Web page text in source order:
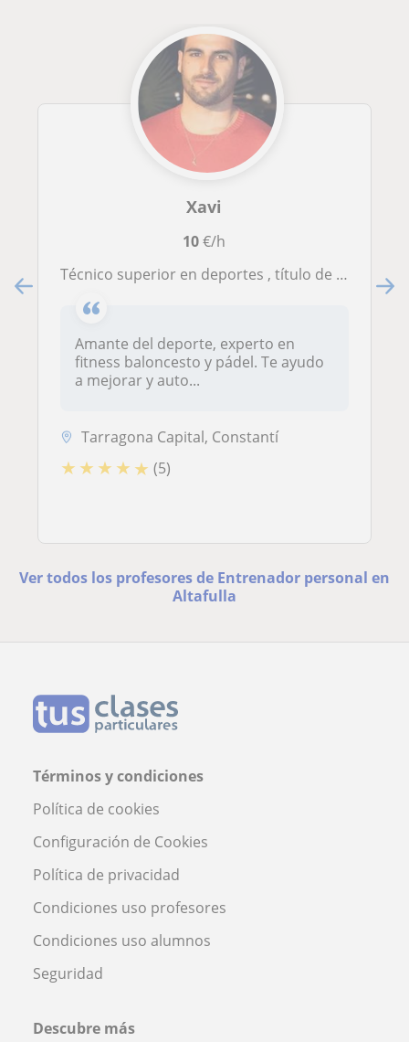
Xavi
10€/h
Técnico superior en deportes , título de entrenador personal, entrenador de baloncesto y pádel iniciación y nivel intermedio
Amante del deporte, experto en
fitness baloncesto y pádel. Te ayudo
a mejorar y auto...
Tarragona Capital, Constantí
★ ★ ★ ★ ★ (5)
Ver todos los profesores de Entrenador personal en
Altafulla
Términos y condiciones
Política de cookies
Configuración de Cookies
Política de privacidad
Condiciones uso profesores
Condiciones uso alumnos
Seguridad
Descubre más